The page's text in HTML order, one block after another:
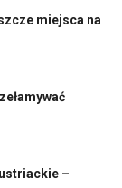
miejsca na
–